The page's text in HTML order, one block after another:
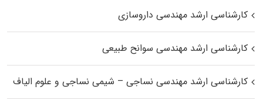
کارشناسی ارشد مهندسی داروسازی
کارشناسی ارشد مهندسی سوانح طبیعی
کارشناسی ارشد مهندسی نساجی – شیمی نساجی و علوم الیاف